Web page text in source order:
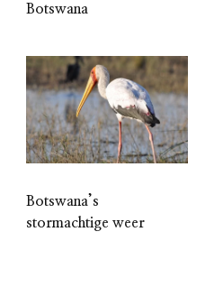
Botswana
Botswana’s
stormachtige weer